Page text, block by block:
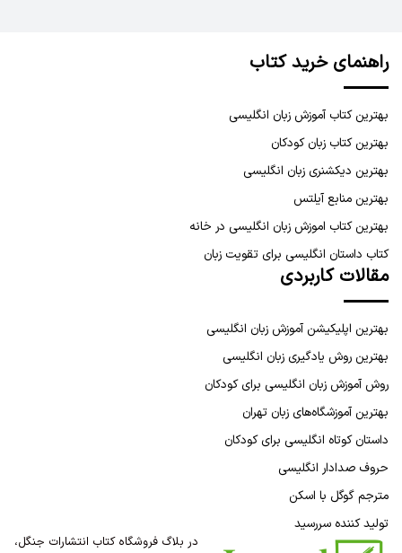
راهنمای خرید کتاب
بهترین کتاب آموزش زبان انگلیسی
بهترین کتاب زبان کودکان
بهترین دیکشنری زبان انگلیسی
بهترین منابع آیلتس
بهترین کتاب اموزش زبان انگلیسی در خانه
کتاب داستان انگلیسی برای تقویت زبان
مقالات کاربردی
بهترین اپلیکیشن آموزش زبان انگلیسی
بهترین روش یادگیری زبان انگلیسی
روش آموزش زبان انگلیسی برای کودکان
بهترین آموزشگاه‌های زبان تهران
داستان کوتاه انگلیسی برای کودکان
حروف صدادار انگلیسی
مترجم گوگل با اسکن
تولید کننده سررسید
در بلاگ فروشگاه کتاب انتشارات جنگل،